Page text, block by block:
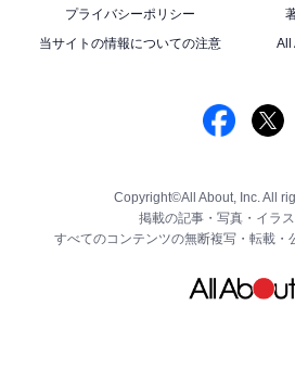
プライバシーポリシー
当サイトの情報についての注意
All
Copyright©All About, Inc. All
掲載の記事・写真・イラス
すべてのコンテンツの無断複写・転載・